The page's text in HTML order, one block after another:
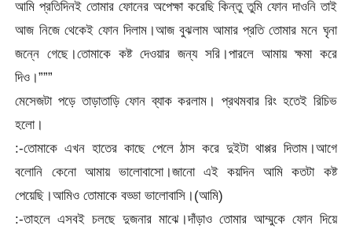
আমি প্রতিদিনই তোমার ফোনের অপেক্ষা করেছি কিন্তু তুমি ফোন দাওনি তাই
আজ নিজে থেকেই ফোন দিলাম।আজ বুঝলাম আমার প্রতি তোমার মনে ঘৃনা
জন্নে গেছে।তোমাকে কষ্ট দেওয়ার জন্য সরি।পারলে আমায় ক্ষমা করে
দিও।”””
মেসেজটা পড়ে তাড়াতাড়ি ফোন ব্যাক করলাম। প্রথমবার রিং হতেই রিচিভ
হলো।
:-তোমাকে এখন হাতের কাছে পেলে ঠাস করে দুইটা থাপ্পর দিতাম।আগে
বলোনি কেনো আমায় ভালোবাসো।জানো এই কয়দিন আমি কতটা কষ্ট
পেয়েছি।আমিও তোমাকে বড্ডা ভালোবাসি।(আমি)
:-তাহলে এসবই চলছে দুজনার মাঝে।দাঁড়াও তোমার আম্মুকে ফোন দিয়ে